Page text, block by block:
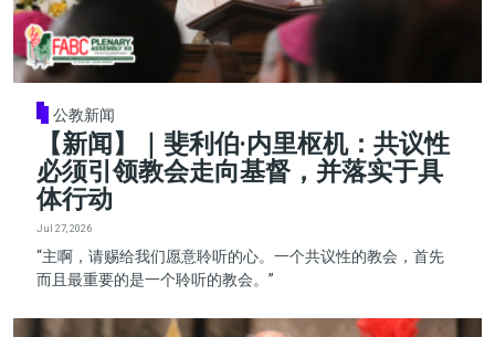
公教新闻
【新闻】｜斐利伯·内里枢机：共议性
必须引领教会走向基督，并落实于具
体行动
Jul 27, 2026
“主啊，请赐给我们愿意聆听的心。一个共议性的教会，首先
而且最重要的是一个聆听的教会。”